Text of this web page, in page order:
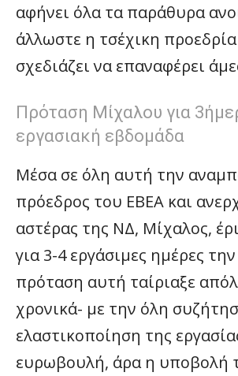
αφήνει όλα τα παράθυρα
άλλωστε η τσέχικη
σχεδιάζει να επαναφέρει
Πρόταση Μίχαλου για
εργασιακή εβδομάδα
Μέσα σε όλη αυτή την
πρόεδρος του ΕΒΕΑ και
αστέρας της ΝΔ, Μίχαλος,
για 3-4 εργάσιμες ημέρες
πρόταση αυτή ταίριαξε
χρονικά- με την όλη
ελαστικοποίηση της
ευρωβουλή, άρα η υποβολή